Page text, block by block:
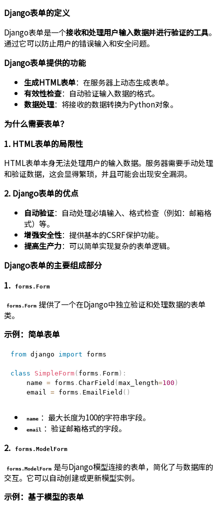
Django表单的定义
Django表单是一个接收和处理用户输入数据并进行验证的工具。
通过它可以防止用户的错误输入和安全问题。
Django表单提供的功能
生成HTML表单：在服务器上动态生成表单。
有效性检查：自动验证输入数据的格式。
数据处理：将接收的数据转换为Python对象。
为什么需要表单？
1. HTML表单的局限性
HTML表单本身无法处理用户的输入数据。服务器需要手动处理
和验证数据，这会显得繁琐，并且可能会出现安全漏洞。
2. Django表单的优点
自动验证：自动处理必填输入、格式检查（例如：邮箱格
式）等。
增强安全性：提供基本的CSRF保护功能。
提高生产力：可以简单实现复杂的表单逻辑。
Django表单的主要组成部分
1.
forms.Form
forms.Form 提供了一个在Django中独立验证和处理数据的表单
类。
示例：简单表单
from django import forms
class SimpleForm( forms . Form) :
    name
= forms . CharField ( max_length=100 )
    email
= forms . EmailField ( )
name ：最大长度为100的字符串字段。
email ：验证邮箱格式的字段。
2. forms.ModelForm
forms.ModelForm 是与Django模型连接的表单，简化了与数据库的
交互。它可以自动创建或更新模型实例。
示例：基于模型的表单